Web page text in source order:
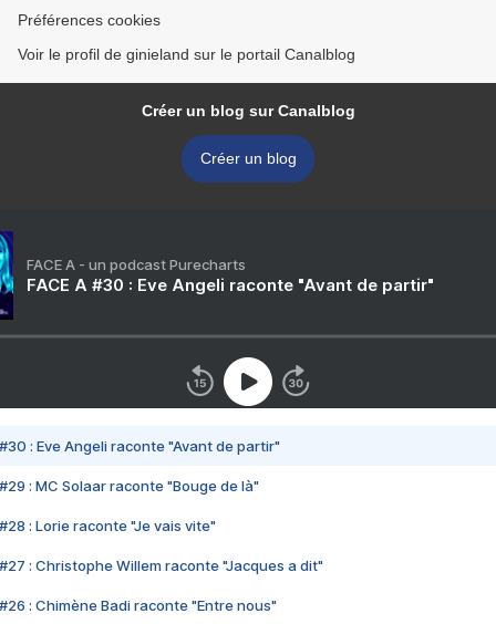
Préférences cookies
Voir le profil de ginieland sur le portail Canalblog
Créer un blog sur Canalblog
Créer un blog
FACE A - un podcast Purecharts
FACE A #30 : Eve Angeli raconte "Avant de partir"
#30 : Eve Angeli raconte "Avant de partir"
#29 : MC Solaar raconte "Bouge de là"
#28 : Lorie raconte "Je vais vite"
#27 : Christophe Willem raconte "Jacques a dit"
#26 : Chimène Badi raconte "Entre nous"